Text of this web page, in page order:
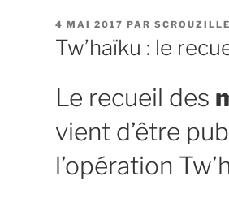
PUBLIÉ
LE
4 MAI 2017 PAR SCROUZILLE
Tw’haïku : le
Le recueil des
vient d’être
l’opération